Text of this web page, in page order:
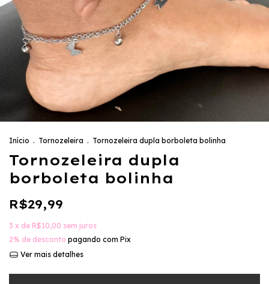
Início . Tornozeleira . Tornozeleira dupla borboleta bolinha
Tornozeleira dupla
borboleta bolinha
R$29,99
3 x de R$10,00 sem juros
2% de desconto pagando com Pix
Ver mais detalhes